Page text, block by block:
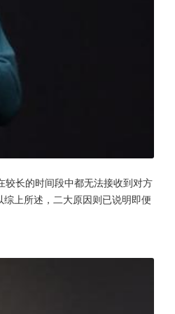
长的时间段中都无法接收到对方
上所述，二大原因则已说明即便